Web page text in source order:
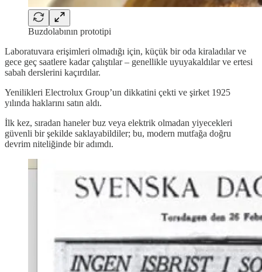
Buzdolabının prototipi
Laboratuvara erişimleri olmadığı için, küçük bir oda kiraladılar ve
gece geç saatlere kadar çalıştılar – genellikle uyuyakaldılar ve ertesi
sabah derslerini kaçırdılar.
Yenilikleri Electrolux Group’un dikkatini çekti ve şirket 1925
yılında haklarını satın aldı.
İlk kez, sıradan haneler buz veya elektrik olmadan yiyecekleri
güvenli bir şekilde saklayabildiler; bu, modern mutfağa doğru
devrim niteliğinde bir adımdı.